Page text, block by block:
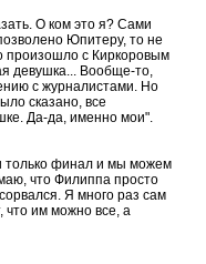
О ком это я? Сами
Юпитеру, то не
произошло с Киркоровым
девушка... Вообще-то,
с журналистами. Но
сказано, все
Да-да, именно мои".
только финал и мы можем
что Филиппа просто
Я много раз сам
что им можно все, а